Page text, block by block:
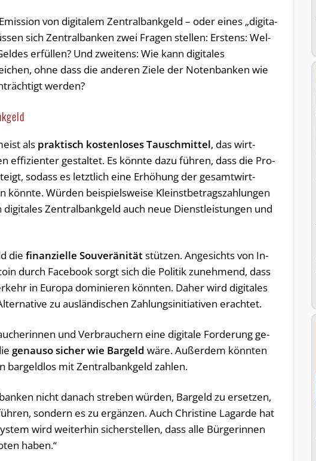
von di­gi­ta­lem Zentralbankgeld – oder eines „di­gi­ta­
sich Zen­tral­ban­ken zwei Fra­gen stel­len: Ers­tens: Wel­
er­fül­len? Und zweitens: Wie kann di­gi­ta­les
ohne dass die an­de­ren Ziele der No­ten­ban­ken wie
wer­den?
als prak­tisch kos­ten­lo­ses Tausch­mit­tel, das wirt­
ef­fi­zi­en­ter ge­stal­tet. Es könn­te dazu füh­ren, dass die Pro­
so­dass es letzt­lich eine Er­hö­hung der ge­samt­wirt­
könn­te. Wür­den bei­spiels­wei­se Kleinst­be­trags­zah­lun­gen
Zentralbankgeld auch neue Dienst­leis­tun­gen und
diefi­nan­zi­el­le Sou­ve­rä­ni­tätstüt­zen. An­ge­sichts von In­
durch Face­book sorgt sich die Po­li­tik zu­neh­mend, dass
in Eu­ro­pa do­mi­nie­ren könn­ten. Daher wird di­gi­ta­les
zu aus­län­di­schen Zah­lungs­in­itia­ti­ven er­ach­tet.
und Ver­brau­chern eine di­gi­ta­le For­de­rung ge­
ge­nau­so si­cher wie Bar­geld wäre. Au­ßer­dem könn­ten
bar­geld­los mit Zentralbankgeld zah­len.
nicht da­nach stre­ben wür­den, Bar­geld zu er­set­zen,
son­dern es zu er­gän­zen. Auch Chris­ti­ne Lag­ar­de hat
wird wei­ter­hin si­cher­stel­len, dass alle Bür­ge­rin­nen
haben.“